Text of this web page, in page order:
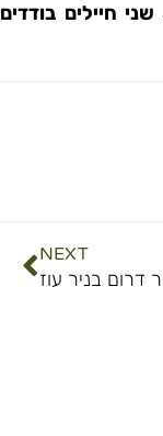
חיילים בודדים
NEXT
דרום בניר עוז